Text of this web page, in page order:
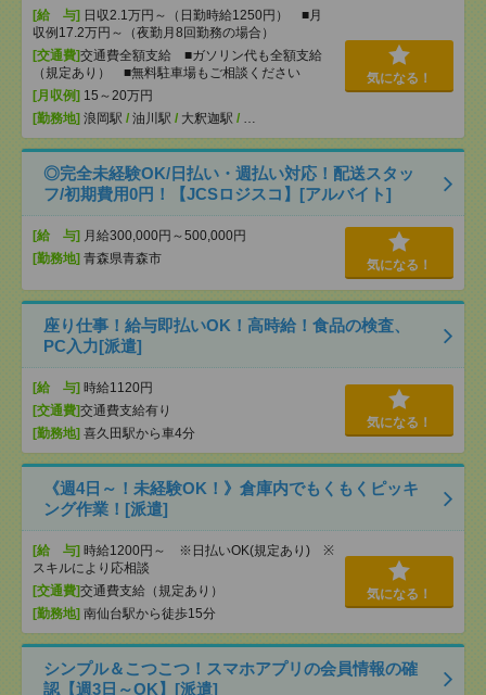
[給 与] 日収2.1万円～（日勤時給1250円） ■月
収例17.2万円～（夜勤月8回勤務の場合）
[交通費]交通費全額支給 ■ガソリン代も全額支給
（規定あり） ■無料駐車場もご相談ください
[月収例] 15～20万円
[勤務地] 浪岡駅 / 油川駅 / 大釈迦駅 / …
気になる！
◎完全未経験OK/日払い・週払い対応！配送スタッ
フ/初期費用0円！【JCSロジスコ】[アルバイト]
[給 与] 月給300,000円～500,000円
[勤務地] 青森県青森市 気になる！
座り仕事！給与即払いOK！高時給！食品の検査、
PC入力[派遣]
[給 与] 時給1120円
[交通費]交通費支給有り
[勤務地] 喜久田駅から車4分
気になる！
《週4日～！未経験OK！》倉庫内でもくもくピッキ
ング作業！[派遣]
[給 与] 時給1200円～ ※日払いOK(規定あり) ※
スキルにより応相談
[交通費]交通費支給（規定あり）
[勤務地] 南仙台駅から徒歩15分
気になる！
シンプル＆こつこつ！スマホアプリの会員情報の確
認【週3日～OK】[派遣]